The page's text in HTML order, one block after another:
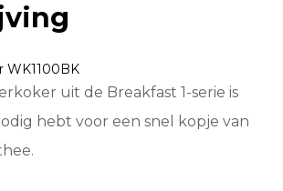
WK1100BK
uit de Breakfast 1-serie is
hebt voor een snel kopje van